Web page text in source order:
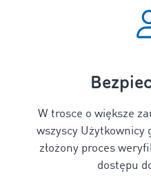
W trosce o większe
wszyscy Użytkownicy
złożony proces
dostępu